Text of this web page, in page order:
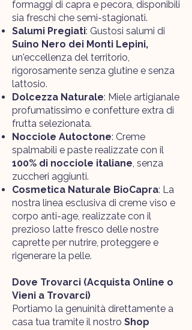
formaggi di capra e pecora, disponibili
sia freschi che semi-stagionati.
Salumi Pregiati: Gustosi salumi di
Suino Nero dei Monti Lepini,
un'eccellenza del territorio,
rigorosamente senza glutine e senza
lattosio.
Dolcezza Naturale: Miele artigianale
profumatissimo e confetture extra di
frutta selezionata.
Nocciole Autoctone: Creme
spalmabili e paste realizzate con il
100% di nocciole italiane, senza
zuccheri aggiunti.
Cosmetica Naturale BioCapra: La
nostra linea esclusiva di creme viso e
corpo anti-age, realizzate con il
prezioso latte fresco delle nostre
caprette per nutrire, proteggere e
rigenerare la pelle.
Dove Trovarci (Acquista Online o
Vieni a Trovarci)
Portiamo la genuinità direttamente a
casa tua tramite il nostro Shop